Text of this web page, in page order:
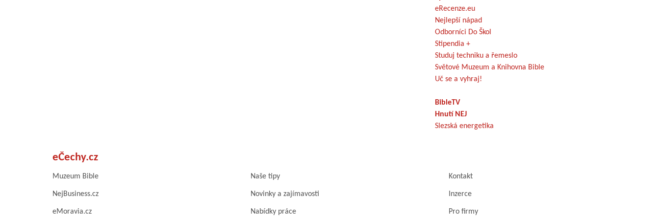
eRecenze.eu
Nejlepší nápad
Odborníci Do Škol
Stipendia +
Studuj techniku a řemeslo
Světové Muzeum a Knihovna Bible
Uč se a vyhraj!
BibleTV
Hnutí NEJ
Slezská energetika
eČechy.cz
Muzeum Bible Naše tipy Kontakt
NejBusiness.cz Novinky a zajímavosti Inzerce
eMoravia.cz Nabídky práce Pro firmy